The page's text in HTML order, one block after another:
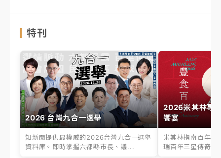
特刊
2026 台灣九合一選舉
知新聞提供最權威的2026台灣九合一選舉
資料庫。即時掌握六都縣市長、議...
2026米其林專
饗宴
米其林指南百年之
瑞百年三星傳奇、